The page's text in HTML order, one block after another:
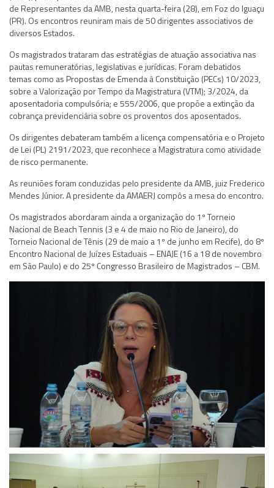
de Representantes da AMB, nesta quarta-feira (28), em Foz do Iguaçu
(PR). Os encontros reuniram mais de 50 dirigentes associativos de
diversos Estados.
Os magistrados trataram das estratégias de atuação associativa nas
pautas remuneratórias, legislativas e jurídicas. Foram debatidos
temas como as Propostas de Emenda à Constituição (PECs) 10/2023,
sobre a Valorização por Tempo da Magistratura (VTM); 3/2024, da
aposentadoria compulsória; e 555/2006, que propõe a extinção da
cobrança previdenciária sobre os proventos dos aposentados.
Os dirigentes debateram também a licença compensatória e o Projeto
de Lei (PL) 2191/2023, que reconhece a Magistratura como atividade
de risco permanente.
As reuniões foram conduzidas pelo presidente da AMB, juiz Frederico
Mendes Júnior. A presidente da AMAERJ compôs a mesa do encontro.
Os magistrados abordaram ainda a organização do 1º Torneio
Nacional de Beach Tennis (3 e 4 de maio no Rio de Janeiro), do
Torneio Nacional de Tênis (29 de maio a 1º de junho em Recife), do 8º
Encontro Nacional de Juízes Estaduais – ENAJE (16 a 18 de novembro
em São Paulo) e do 25º Congresso Brasileiro de Magistrados – CBM.